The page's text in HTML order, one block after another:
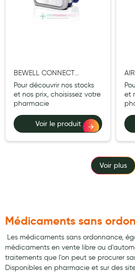
BEWELL CONNECT
MYTENSIO TENSIOM
POIGNET CONNECTE
Pour découvrir nos stocks
et nos prix, choisissez votre
pharmacie
Voir le produit
et
Voir plus
Médicaments sans
Les médicaments sans ordonnance,
médicaments en vente libre ou
traitements que l'on peut se procurer
Disponibles en pharmacie et sur des